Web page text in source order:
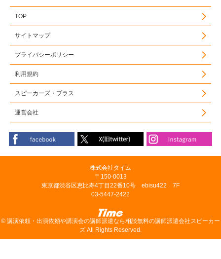
TOP
サイトマップ
プライバシーポリシー
利用規約
スピーカーズ・プラス
運営会社
株式会社タイム
〒150-0013
東京都渋谷区恵比寿4丁目22番10号 ebisu422 7F
03-5447-2422
© 講演依頼・出演依頼や講演会の講師派遣なら相談無料の講師派遣会社スピーカー
ズ All Rights Reserved.